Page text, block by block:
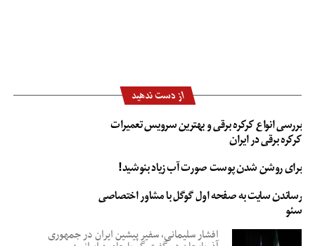
از دست ندهید
بررسی انواع کرکره برقی و بهترین سرویس تعمیرات
کرکره برقی در ایران
برای روشن شدن پوست صورت آب زیاد بنوشید!
رساندن سایت به صفحه اول گوگل با مشاور اختصاصی
سئو
افشار سلیمانی، سفیر پیشین ایران در جمهوری